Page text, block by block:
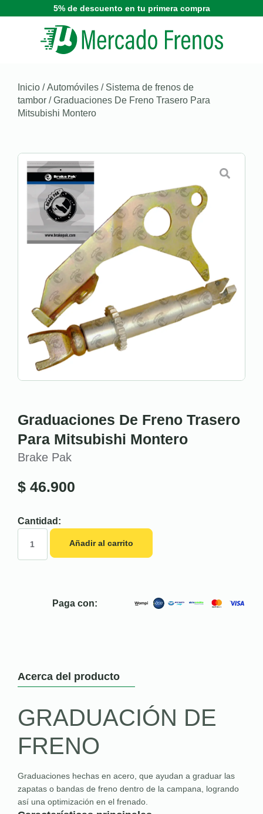
5% de descuento en tu primera compra
Inicio /Automóviles / Sistema de frenos de
tambor / Graduaciones De Freno Trasero Para
Mitsubishi Montero
Graduaciones De Freno Trasero
Para Mitsubishi Montero
Brake Pak
$ 46.900
Cantidad:
Añadir al carrito
Paga con:
Acerca del producto
GRADUACIÓN DE
FRENO
Graduaciones hechas en acero, que ayudan a graduar las
zapatas o bandas de freno dentro de la campana, logrando
así una optimización en el frenado.